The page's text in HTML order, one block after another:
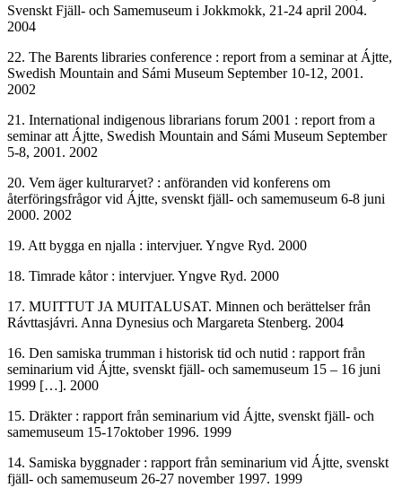
Svenskt Fjäll- och Samemuseum i Jokkmokk, 21-24 april 2004.
2004
22. The Barents libraries conference : report from a seminar at Ájtte,
Swedish Mountain and Sámi Museum September 10-12, 2001.
2002
21. International indigenous librarians forum 2001 : report from a
seminar att Ájtte, Swedish Mountain and Sámi Museum September
5-8, 2001. 2002
20. Vem äger kulturarvet? : anföranden vid konferens om
återföringsfrågor vid Ájtte, svenskt fjäll- och samemuseum 6-8 juni
2000. 2002
19. Att bygga en njalla : intervjuer. Yngve Ryd. 2000
18. Timrade kåtor : intervjuer. Yngve Ryd. 2000
17. MUITTUT JA MUITALUSAT. Minnen och berättelser från
Rávttasjávri. Anna Dynesius och Margareta Stenberg. 2004
16. Den samiska trumman i historisk tid och nutid : rapport från
seminarium vid Ájtte, svenskt fjäll- och samemuseum 15 – 16 juni
1999 […]. 2000
15. Dräkter : rapport från seminarium vid Ájtte, svenskt fjäll- och
samemuseum 15-17oktober 1996. 1999
14. Samiska byggnader : rapport från seminarium vid Ájtte, svenskt
fjäll- och samemuseum 26-27 november 1997. 1999